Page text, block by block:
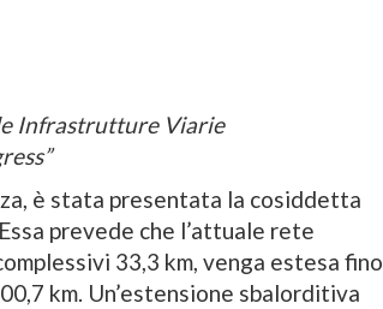
Infrastrutture Viarie
è stata presentata la cosiddetta
prevede che l’attuale rete
33,3 km, venga estesa fino
km. Un’estensione sbalorditiva